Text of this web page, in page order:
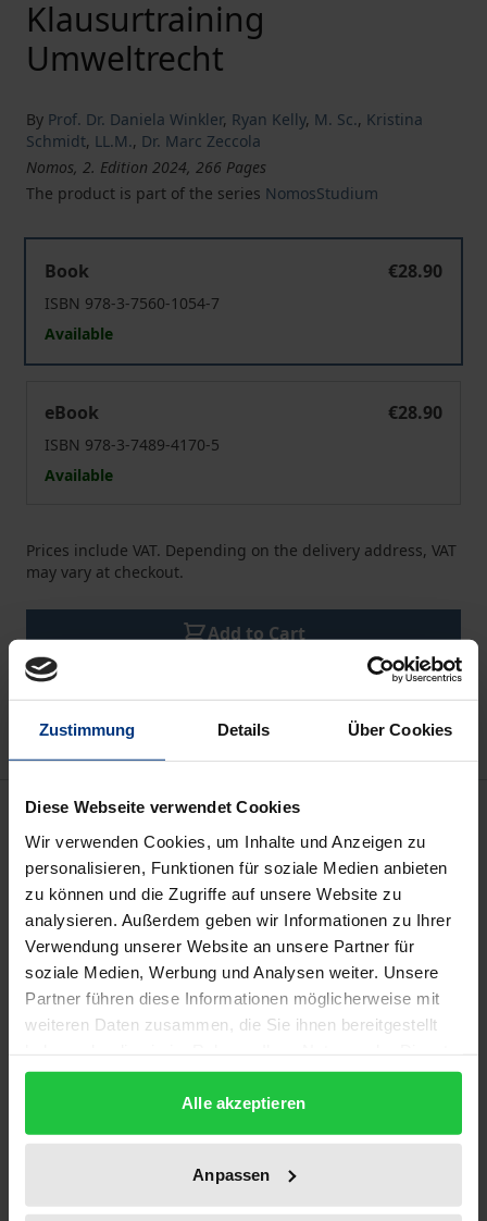
Zustimmung Details Über Cookies
Diese Webseite verwendet Cookies
Wir verwenden Cookies, um Inhalte und Anzeigen zu
personalisieren, Funktionen für soziale Medien anbieten
zu können und die Zugriffe auf unsere Website zu
analysieren. Außerdem geben wir Informationen zu Ihrer
Verwendung unserer Website an unsere Partner für
soziale Medien, Werbung und Analysen weiter. Unsere
Partner führen diese Informationen möglicherweise mit
weiteren Daten zusammen, die Sie ihnen bereitgestellt
gesammelt haben.
Alle akzeptieren
Anpassen
Klausurtraining
Umweltrecht
By Prof. Dr. Daniela Winkler, Ryan Kelly, M. Sc., Kristina
Schmidt, LL.M., Dr. Marc Zeccola
Nomos, 2. Edition 2024, 266 Pages
The product is part of the series NomosStudium
Book
€28.90
ISBN 978-3-7560-1054-7
Available
eBook
€28.90
ISBN 978-3-7489-4170-5
Available
Prices include VAT. Depending on the delivery address, VAT
may vary at checkout.
Add to Cart
Add to Wish List
Delivery cost notice
Description
Vorerst ist nicht absehbar, dass es in näherer
Zukunft ein Umweltgesetzbuch gibt, das alle
umweltrechtlich relevanten Regelungen –
vergleichbar dem Sozialrecht – zusammenfasst und
einheitlich normiert. So bleibt es bei der Vielzahl an
Einzelregelungen. Das Klausurtraining stellt die
Das Fallbuch legt einen Schwerpunkt darauf,
sämtliche klausurrelevanten Umweltrechtsbereiche
abzudecken, dabei wird das Energierecht ebenso
berücksichtigt wie das europäische Umweltrecht.